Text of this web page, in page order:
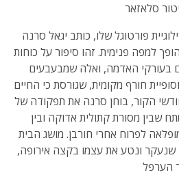
פורטוגל שלו, כותב יגאל סרנה
למפה פנימית. זהו סיפור על כוחות
בעורקי האדמה, ואלה שמבעבעים
חורף מקומית, שגורסת כי החיים
הקור, בוחן סרנה את תפקודה של
שבין מסורת קתולית אדוקה ובין
לפרוח אחרי חורבן. מושג הבית
שנעקר ונטע את עצמו בקצה אירופה,